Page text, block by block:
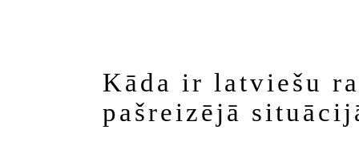
Kāda ir latviešu
pašreizējā